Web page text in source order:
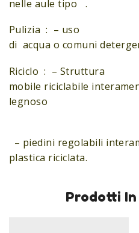
nelle aule tipo .
Pulizia : – uso
di acqua o comuni
Riciclo : – Struttura
mobile riciclabile
legnoso
– piedini regolabili
plastica riciclata.
Prodotti